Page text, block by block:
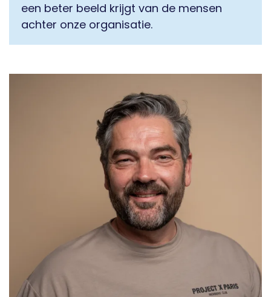
een beter beeld krijgt van de mensen
achter onze organisatie.